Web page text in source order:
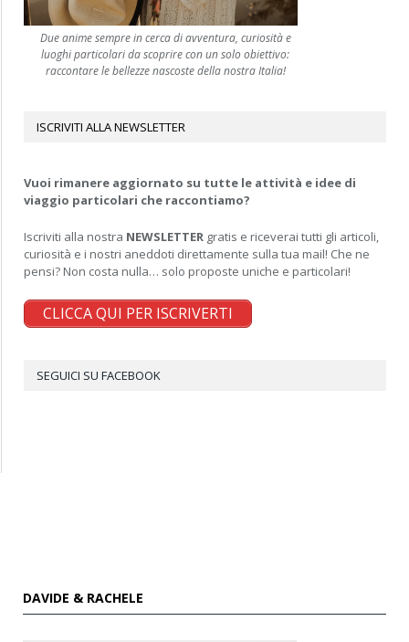
Due anime sempre in cerca di avventura, curiosità e
luoghi particolari da scoprire con un solo obiettivo:
raccontare le bellezze nascoste della nostra Italia!
ISCRIVITI ALLA NEWSLETTER
Vuoi rimanere aggiornato su tutte le attività e idee di
viaggio particolari che raccontiamo?
Iscriviti alla nostra NEWSLETTER gratis e riceverai tutti gli articoli,
curiosità e i nostri aneddoti direttamente sulla tua mail! Che ne
pensi? Non costa nulla… solo proposte uniche e particolari!
CLICCA QUI PER ISCRIVERTI
SEGUICI SU FACEBOOK
DAVIDE & RACHELE